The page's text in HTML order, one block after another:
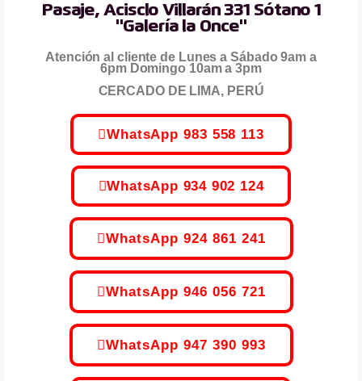
Pasaje, Acisclo Villarán 331 Sótano 1
"Galería la Once"
Atención al cliente de Lunes a Sábado 9am a
6pm Domingo 10am a 3pm
CERCADO DE LIMA, PERÚ
WhatsApp 983 558 113
WhatsApp 934 902 124
WhatsApp 924 861 241
WhatsApp 946 056 721
WhatsApp 947 390 993